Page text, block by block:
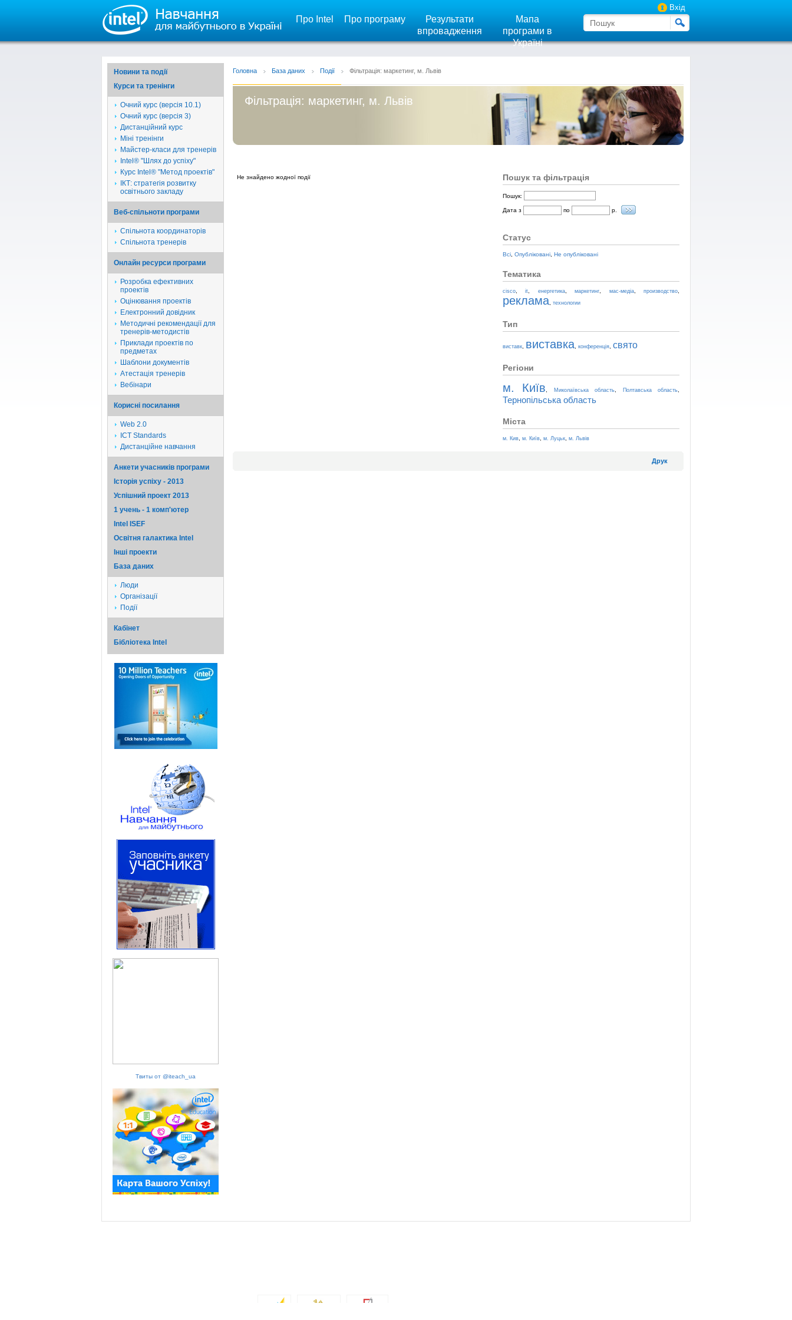
Вхід
Про Intel Про програму
Результати
впровадження
Мапа
програми в
Україні
Новини та події
Курси та тренінги
Очний курс (версія 10.1)
Очний курс (версія 3)
Дистанційний курс
Міні тренінги
Майстер-класи для тренерів
Intel® "Шлях до успіху"
Курс Intel® "Метод проектів"
ІКТ: стратегія розвитку
освітнього закладу
Веб-спільноти програми
Спільнота координаторів
Спільнота тренерів
Онлайн ресурси програми
Розробка ефективних
проектів
Оцінювання проектів
Електронний довідник
Методичні рекомендації для
тренерів-методистів
Приклади проектів по
предметах
Шаблони документів
Атестація тренерів
Вебінари
Корисні посилання
Web 2.0
ICT Standards
Дистанційне навчання
Анкети учасників програми
Історія успіху - 2013
Успішний проект 2013
1 учень - 1 комп'ютер
Intel ISEF
Освітня галактика Intel
Iншi проекти
База даних
Люди
Організації
Події
Кабінет
Бібліотека Intel
Твиты от @iteach_ua
Головна База даних Події Фільтрація: маркетинг, м. Львів
Фільтрація: маркетинг, м. Львів
Не знайдено жодної події Пошук та фільтрація
Пошук:
Дата з по р.
Статус
Всі Опубліковані Не опубліковані
Тематика
cisco ,it енергетика,маркетинг мас-медіа,производство
реклама технологии
Тип
виставк виставка конференція свято
Регіони
м. Київ Миколаївська область Полтавська область
Тернопільська область
Міста
м. Кив м. Київ м. Луцьк м. Львів
Друк